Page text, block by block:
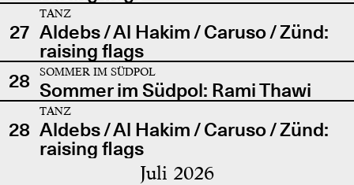
27
TANZ
Aldebs / Al Hakim / Caruso / Zünd:
raising flags
28
SOMMER IM SÜDPOL
Sommer im Südpol: Rami Thawi
28
TANZ
Aldebs / Al Hakim / Caruso / Zünd:
raising flags
Juli 2026